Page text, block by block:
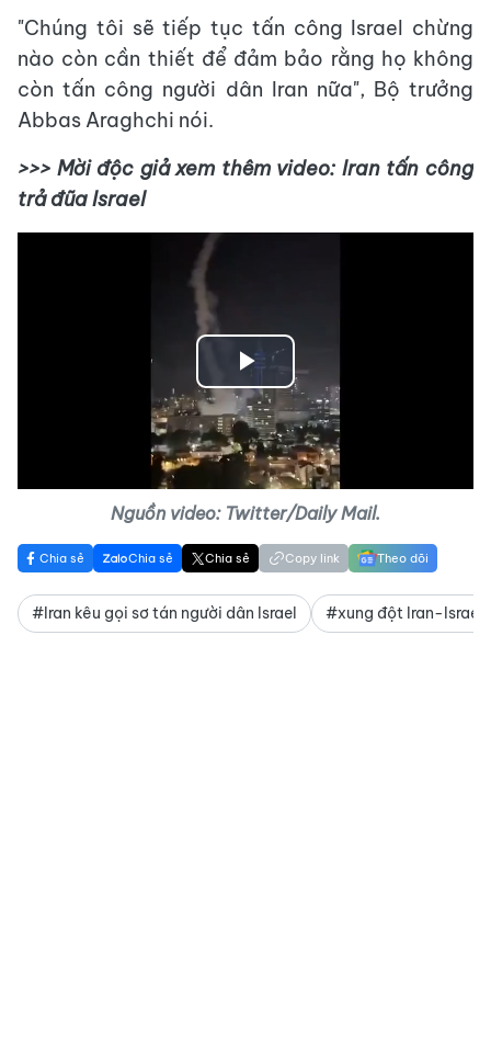
"Chúng tôi sẽ tiếp tục tấn công Israel chừng
nào còn cần thiết để đảm bảo rằng họ không
còn tấn công người dân Iran nữa", Bộ trưởng
Abbas Araghchi nói.
>>> Mời độc giả xem thêm video: Iran tấn công
trả đũa Israel
Play
Video
Nguồn video: Twitter/Daily Mail.
Chia sẻ Chia sẻ Chia sẻ Copy link Theo dõi
#Iran kêu gọi sơ tán người dân Israel #xung đột Iran-Israel